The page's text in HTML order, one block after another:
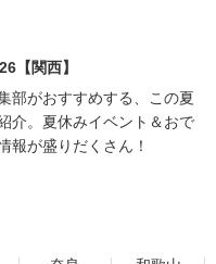
【関西】
部がおすすめする、この夏
介。夏休みイベント＆おで
報が盛りだくさん！